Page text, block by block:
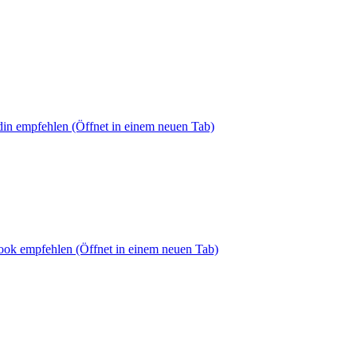
empfehlen (Öffnet in einem neuen Tab)
empfehlen (Öffnet in einem neuen Tab)